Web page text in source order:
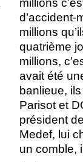
millions
d’accident-
millions
quatrième
millions,
avait été
banlieue,
Parisot et
président
Medef, lui
un comble,